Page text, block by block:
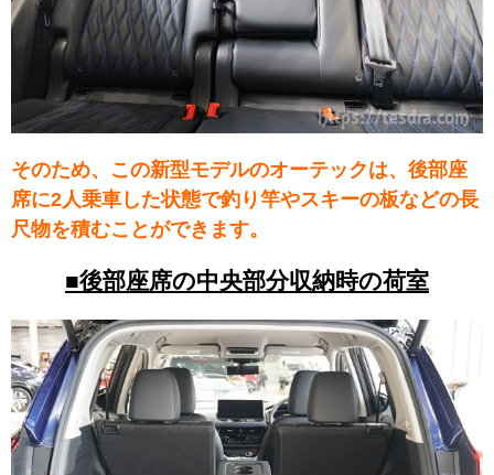
そのため、この新型モデルのオーテックは、後部座
席に2人乗車した状態で釣り竿やスキーの板などの長
尺物を積むことができます。
■後部座席の中央部分収納時の荷室